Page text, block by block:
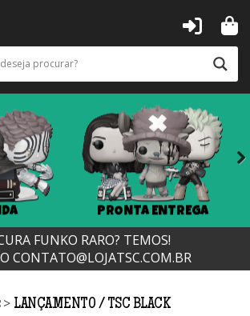
PRONTA ENTREGA
FUNKO RARO? TEMOS!
CONTATO@LOJATSC.COM.BR
> LANÇAMENTO TSC BLACK